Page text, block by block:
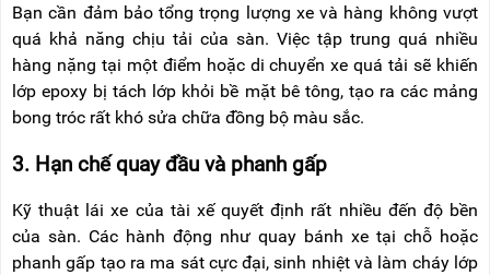
Bạn cần đảm bảo tổng trọng lượng xe và hàng không vượt
quá khả năng chịu tải của sàn. Việc tập trung quá nhiều
hàng nặng tại một điểm hoặc di chuyển xe quá tải sẽ khiến
lớp epoxy bị tách lớp khỏi bề mặt bê tông, tạo ra các mảng
bong tróc rất khó sửa chữa đồng bộ màu sắc.
3. Hạn chế quay đầu và phanh gấp
Kỹ thuật lái xe của tài xế quyết định rất nhiều đến độ bền
của sàn. Các hành động như quay bánh xe tại chỗ hoặc
phanh gấp tạo ra ma sát cực đại, sinh nhiệt và làm cháy lớp